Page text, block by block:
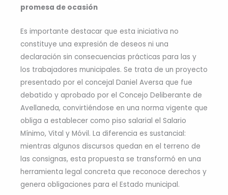
promesa de ocasión
Es importante destacar que esta iniciativa no
constituye una expresión de deseos ni una
declaración sin consecuencias prácticas para las y
los trabajadores municipales. Se trata de un proyecto
presentado por el concejal Daniel Aversa que fue
debatido y aprobado por el Concejo Deliberante de
Avellaneda, convirtiéndose en una norma vigente que
obliga a establecer como piso salarial el Salario
Mínimo, Vital y Móvil. La diferencia es sustancial:
mientras algunos discursos quedan en el terreno de
las consignas, esta propuesta se transformó en una
herramienta legal concreta que reconoce derechos y
genera obligaciones para el Estado municipal.